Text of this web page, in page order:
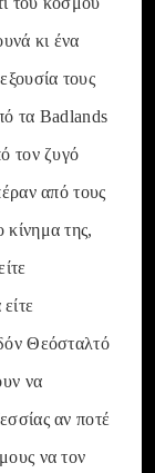
κι ένα
τους
τα Badlands
τον ζυγό
από τους
της,
Θεόσταλτό
να
αν ποτέ
να τον